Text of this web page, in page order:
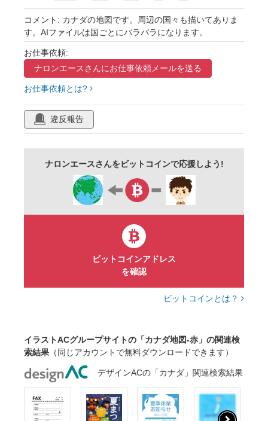
コメント: カナダの地図です。周辺の国々も描いてありま
す。AIファイルは国ごとにバラバラになります。
お仕事依頼:
ナロンエースさんにお仕事依頼メールを送る
お仕事依頼とは?
違反報告
ナロンエースさんをビットコインで応援しよう!
ビットコインアドレス
を確認
ビットコインとは？
イラストACグループサイトの「カナダ地図-赤」の関連検
索結果 （同じアカウントで無料ダウンロードできます）
デザインACの「カナダ」関連検索結果